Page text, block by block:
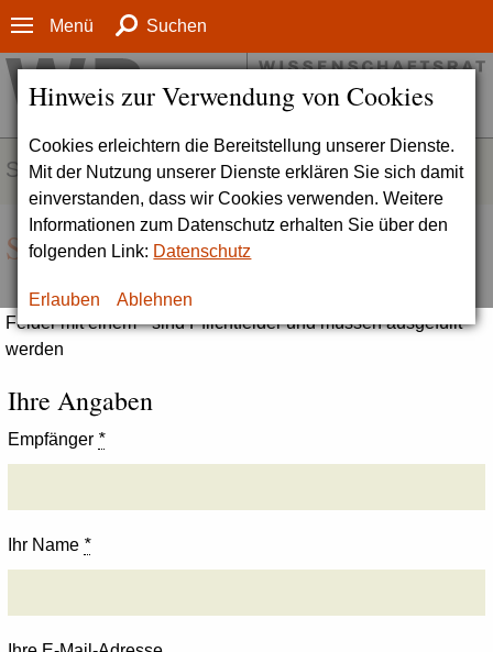
Hinweis zur Verwendung von Cookies
Cookies erleichtern die Bereitstellung unserer Dienste.
Mit der Nutzung unserer Dienste erklären Sie sich damit
einverstanden, dass wir Cookies verwenden. Weitere
Informationen zum Datenschutz erhalten Sie über den
folgenden Link: Datenschutz
Erlauben Ablehnen
Menü Suchen
SERVICE
Seite empfehlen
Felder mit einem * sind Pflichtfelder und müssen ausgefüllt
werden
Ihre Angaben
Empfänger *
Ihr Name *